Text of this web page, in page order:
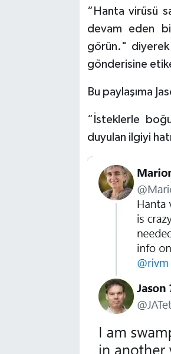
“Hanta virüsü
devam eden
görün." diyerek
gönderisine
Bu paylaşıma
“İsteklerle
duyulan ilgiyi